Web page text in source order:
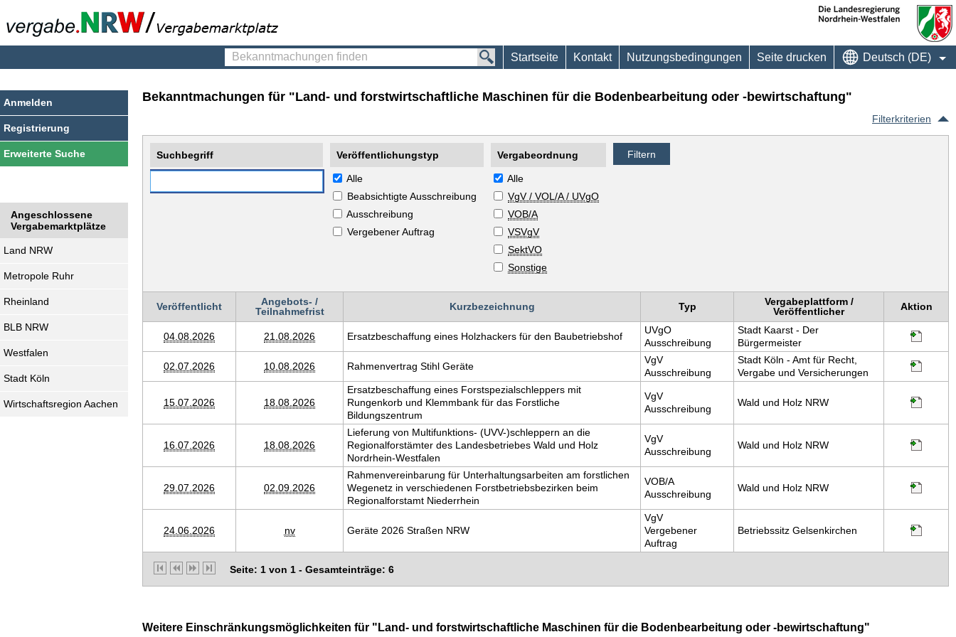
Bekanntmachungen
Startseite Kontakt Nutzungsbedingungen Seite drucken Deutsch (DE)
Anmelden
Registrierung
Erweiterte Suche
Angeschlossene
Vergabemarktplätze
Land NRW
Metropole Ruhr
Rheinland
BLB NRW
Westfalen
Stadt Köln
Wirtschaftsregion Aachen
Bekanntmachungen für "Land- und forstwirtschaftliche Maschinen für die Bodenbearbeitung oder -bewirtschaftung"
Filterkriterien
Suchbegriff Veröffentlichungstyp
Alle
Beabsichtigte Ausschreibung
Ausschreibung
Vergebener Auftrag
Vergabeordnung
Alle
VgV / VOL/A / UVgO
VOB/A
VSVgV
SektVO
Sonstige
Veröffentlicht
Angebots- /
Teilnahmefrist
Kurzbezeichnung Typ
Vergabeplattform /
Veröffentlicher
Aktion
04.08.2026 21.08.2026 Ersatzbeschaffung eines Holzhackers für den Baubetriebshof
UVgO
Ausschreibung
Stadt Kaarst - Der
Bürgermeister
02.07.2026 10.08.2026 Rahmenvertrag Stihl Geräte
VgV
Ausschreibung
Stadt Köln - Amt für Recht,
Vergabe und Versicherungen
15.07.2026 18.08.2026
Ersatzbeschaffung eines Forstspezialschleppers mit
Rungenkorb und Klemmbank für das Forstliche
Bildungszentrum
VgV
Ausschreibung
Wald und Holz NRW
16.07.2026 18.08.2026
Lieferung von Multifunktions- (UVV-)schleppern an die
Regionalforstämter des Landesbetriebes Wald und Holz
Nordrhein-Westfalen
VgV
Ausschreibung
Wald und Holz NRW
29.07.2026 02.09.2026
Rahmenvereinbarung für Unterhaltungsarbeiten am forstlichen
Wegenetz in verschiedenen Forstbetriebsbezirken beim
Regionalforstamt Niederrhein
VOB/A
Ausschreibung
Wald und Holz NRW
24.06.2026 nv Geräte 2026 Straßen NRW
VgV
Vergebener
Auftrag
Betriebssitz Gelsenkirchen
Seite: 1 von 1 - Gesamteinträge: 6
Weitere Einschränkungsmöglichkeiten für "Land- und forstwirtschaftliche Maschinen für die Bodenbearbeitung oder -bewirtschaftung"